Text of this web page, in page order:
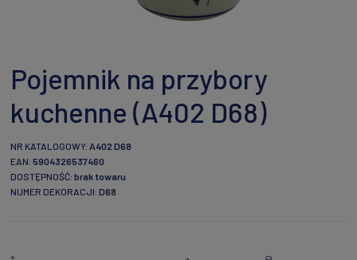
Pojemnik na przybory
kuchenne (A402 D68)
NR KATALOGOWY: A402 D68
EAN: 5904326537460
DOSTĘPNOŚĆ: brak towaru
NUMER DEKORACJI: D68